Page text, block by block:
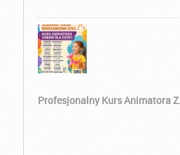
Profesjonalny Kurs Animatora